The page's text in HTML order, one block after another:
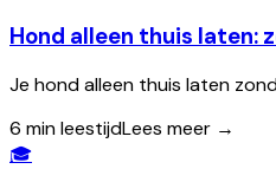
Hond alleen thuis laten:
Je hond alleen thuis laten
6 min leestijdLees meer →
🎓